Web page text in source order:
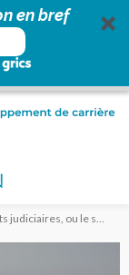
en bref
l’engrenage de l’intégration au marché du travail